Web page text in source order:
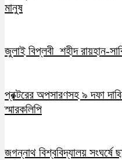
মানুষ
জুলাই বিপ্লবী শহীদ রায়হান-
প্রক্টরের অপসারণসহ ৯ দফা
স্মারকলিপি
জগন্নাথ বিশ্ববিদ্যালয় সংঘর্ষে